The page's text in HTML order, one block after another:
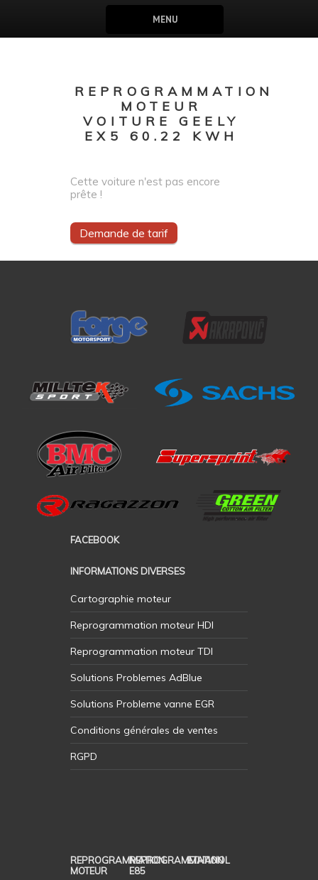
MENU
REPROGRAMMATION
MOTEUR
VOITURE GEELY
EX5 60.22 KWH
Cette voiture n'est pas encore
prête !
Demande de tarif
FACEBOOK
INFORMATIONS DIVERSES
Cartographie moteur
Reprogrammation moteur HDI
Reprogrammation moteur TDI
Solutions Problemes AdBlue
Solutions Probleme vanne EGR
Conditions générales de ventes
RGPD
REPROGRAMMATION
MOTEUR
REPROGRAMMATION
E85
ETHANOL